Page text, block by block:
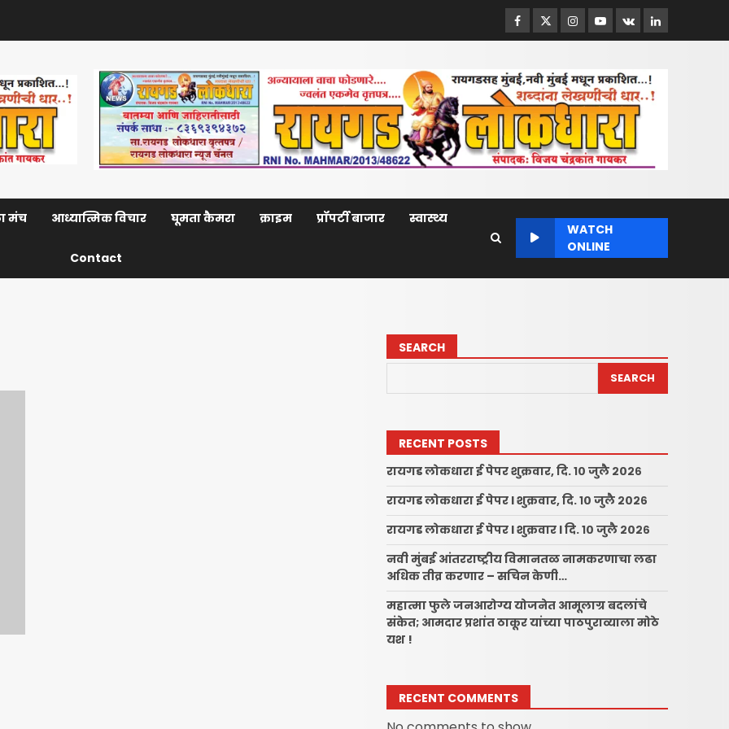
Facebook
TwitterInstagram
Youtube
VK LinkedIn
मंच आध्यात्मिक विचार घूमता कैमरा क्राइम प्रॉपर्टी बाजार स्वास्थ्य
Contact
WATCH
ONLINE
SEARCH
SEARCH
RECENT POSTS
रायगड लोकधारा ई पेपर शुक्रवार, दि. १० जुलै २०२६
रायगड लोकधारा ई पेपर l शुक्रवार, दि. १० जुलै २०२६
रायगड लोकधारा ई पेपर l शुक्रवार l दि. १० जुलै २०२६
नवी मुंबई आंतरराष्ट्रीय विमानतळ नामकरणाचा लढा
अधिक तीव्र करणार – सचिन केणी…
महात्मा फुले जनआरोग्य योजनेत आमूलाग्र बदलांचे
संकेत; आमदार प्रशांत ठाकूर यांच्या पाठपुराव्याला मोठे
यश !
RECENT COMMENTS